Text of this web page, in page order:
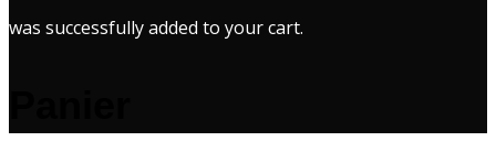
was successfully added to your cart.